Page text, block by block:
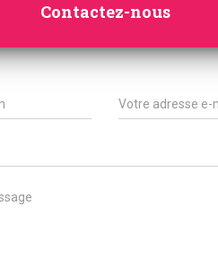
Contactez-nous